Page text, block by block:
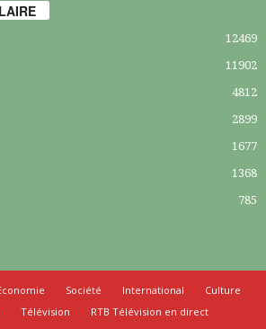
12469
11902
4812
2899
1677
1368
785
Société International
Culture
Télévision
RTB Télévision en direct